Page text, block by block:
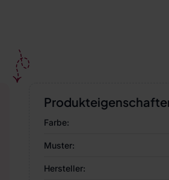
Farbe:
Muster:
Hersteller: